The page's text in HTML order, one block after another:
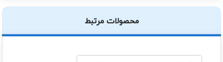
محصولات مرتبط